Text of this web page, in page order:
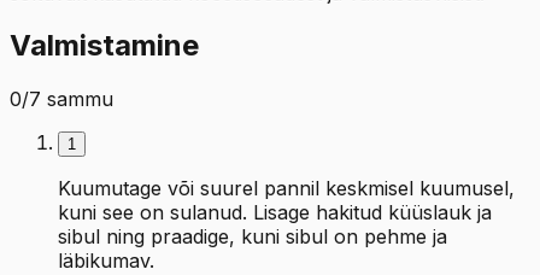
Valmistamine
0/7 sammu
1
Kuumutage või suurel pannil keskmisel kuumusel,
kuni see on sulanud. Lisage hakitud küüslauk ja
sibul ning praadige, kuni sibul on pehme ja
läbikumav.